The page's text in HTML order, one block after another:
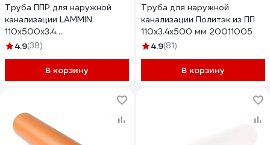
Труба ППР для наружной
канализации LAMMIN
110x500x3.4
Lm36101000500
4.9(38)
В корзину
Труба для наружной
канализации Политэк из ПП
110х3.4х500 мм 20011005
4.9(81)
В корзину